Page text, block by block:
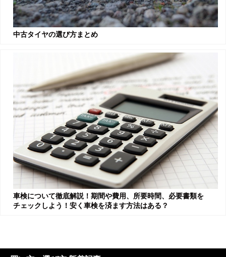
中古タイヤの選び方まとめ
車検について徹底解説！期間や費用、所要時間、必要書類を
チェックしよう！安く車検を済ます方法はある？